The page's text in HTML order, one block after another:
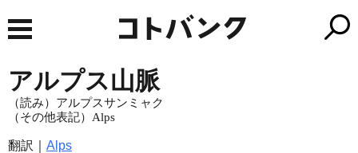
アルプス山脈
（読み）アルプスサンミャク
（その他表記）Alps
翻訳｜ Alps